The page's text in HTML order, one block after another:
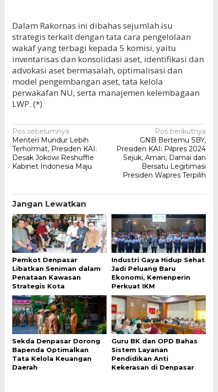
Dalam Rakornas ini dibahas sejumlah isu
strategis terkait dengan tata cara pengelolaan
wakaf yang terbagi kepada 5 komisi, yaitu
inventarisas dan konsolidasi aset, identifikasi dan
advokasi aset bermasalah, optimalisasi dan
model pengembangan aset, tata kelola
perwakafan NU, serta manajemen kelembagaan
LWP. (*)
Navigasi
pos
Pos sebelumnya
Menteri Mundur Lebih
Terhormat, Presiden KAI:
Desak Jokowi Reshuffle
Kabinet Indonesia Maju
Pos berikutnya
GNB Bertemu SBY,
Presiden KAI: Pilpres 2024
Sejuk, Aman, Damai dan
Bersatu Legitimasi
Presiden Wapres Terpilih
Jangan Lewatkan
Pemkot Denpasar
Libatkan Seniman dalam
Penataan Kawasan
Strategis Kota
Industri Gaya Hidup Sehat
Jadi Peluang Baru
Ekonomi, Kemenperin
Perkuat IKM
Sekda Denpasar Dorong
Bapenda Optimalkan
Tata Kelola Keuangan
Daerah
Guru BK dan OPD Bahas
Sistem Layanan
Pendidikan Anti
Kekerasan di Denpasar